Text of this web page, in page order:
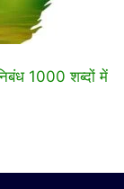
1000 शब्दों में